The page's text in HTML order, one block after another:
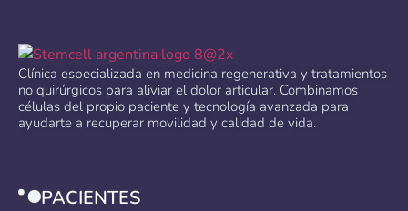
Clínica especializada en medicina regenerativa y tratamientos
no quirúrgicos para aliviar el dolor articular. Combinamos
células del propio paciente y tecnología avanzada para
ayudarte a recuperar movilidad y calidad de vida.
PACIENTES